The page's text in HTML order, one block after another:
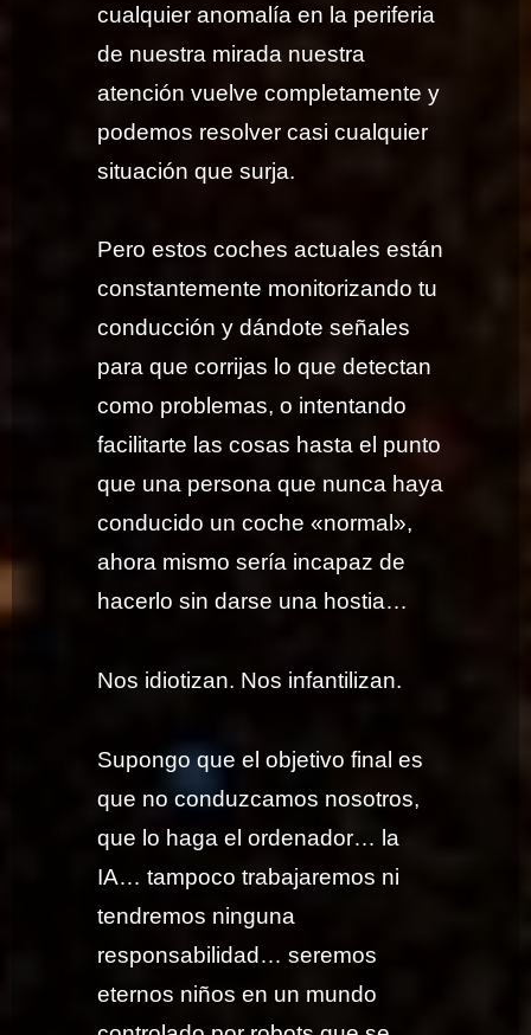
cualquier anomalía en la periferia
de nuestra mirada nuestra
atención vuelve completamente y
podemos resolver casi cualquier
situación que surja.
Pero estos coches actuales están
constantemente monitorizando tu
conducción y dándote señales
para que corrijas lo que detectan
como problemas, o intentando
facilitarte las cosas hasta el punto
que una persona que nunca haya
conducido un coche «normal»,
ahora mismo sería incapaz de
hacerlo sin darse una hostia…
Nos idiotizan. Nos infantilizan.
Supongo que el objetivo final es
que no conduzcamos nosotros,
que lo haga el ordenador… la
IA… tampoco trabajaremos ni
tendremos ninguna
responsabilidad… seremos
eternos niños en un mundo